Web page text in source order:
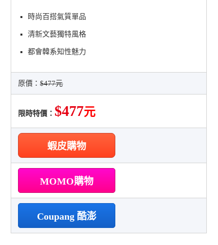
時尚百搭氣質單品
清新文藝獨特風格
都會韓系知性魅力
原價：$477元
限時特價： $477元
蝦皮購物
MOMO購物
Coupang 酷澎